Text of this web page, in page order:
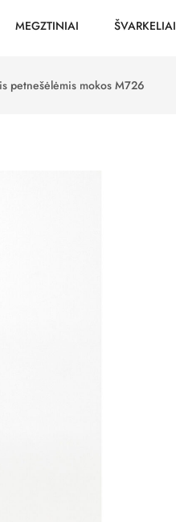
MEGZTINIAI ŠVARKELIAI
petnešėlėmis mokos M726